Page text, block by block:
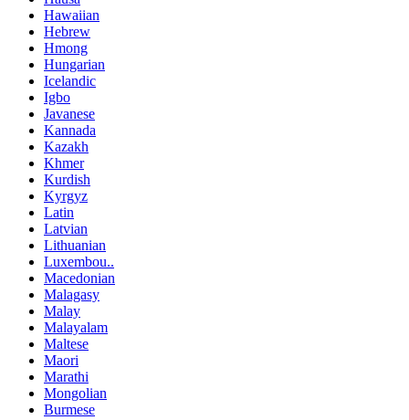
Hawaiian
Hebrew
Hmong
Hungarian
Icelandic
Igbo
Javanese
Kannada
Kazakh
Khmer
Kurdish
Kyrgyz
Latin
Latvian
Lithuanian
Luxembou..
Macedonian
Malagasy
Malay
Malayalam
Maltese
Maori
Marathi
Mongolian
Burmese